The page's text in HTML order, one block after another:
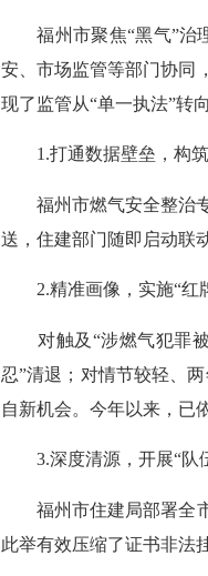
福州市聚焦“黑气”治理
安、市场监管等部门协同
现了监管从“单一执法”转
1.打通数据壁垒，构筑
福州市燃气安全整治专
送，住建部门随即启动联
2.精准画像，实施“红
对触及“涉燃气犯罪被
忍”清退；对情节较轻、
自新机会。今年以来，已
3.深度清源，开展“队
福州市住建局部署全市
此举有效压缩了证书非法